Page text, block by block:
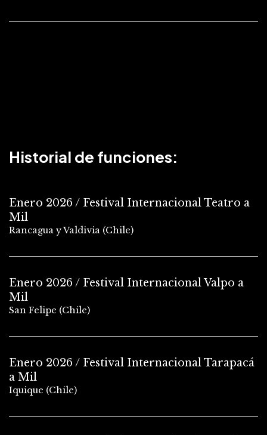
Historial de funciones:
Enero 2026 / Festival Internacional Teatro a
Mil
Rancagua y Valdivia (Chile)
Enero 2026 / Festival Internacional Valpo a
Mil
San Felipe (Chile)
Enero 2026 / Festival Internacional Tarapacá
a Mil
Iquique (Chile)